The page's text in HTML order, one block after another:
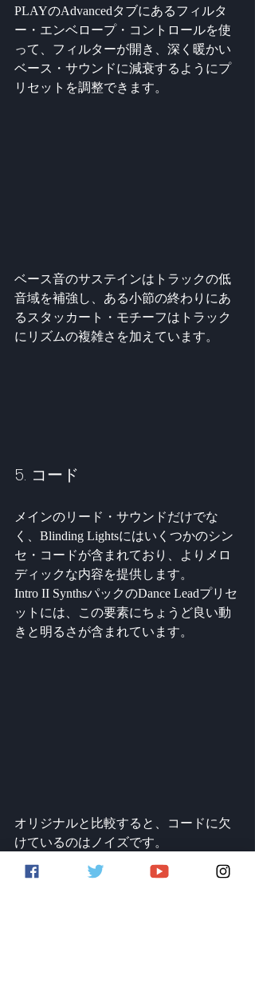
PLAYのAdvancedタブにあるフィルタ
ー・エンベロープ・コントロールを使
って、フィルターが開き、深く暖かい
ベース・サウンドに減衰するようにプ
リセットを調整できます。
ベース音のサステインはトラックの低
音域を補強し、ある小節の終わりにあ
るスタッカート・モチーフはトラック
にリズムの複雑さを加えています。
5. コード
メインのリード・サウンドだけでな
く、Blinding Lightsにはいくつかのシン
セ・コードが含まれており、よりメロ
ディックな内容を提供します。
Intro II SynthsパックのDance Leadプリセ
ットには、この要素にちょうど良い動
きと明るさが含まれています。
オリジナルと比較すると、コードに欠
けているのはノイズです。
これを改善するために、Intro II Synthsパ
ックにRaw Wavesパックの07_Noise_J6